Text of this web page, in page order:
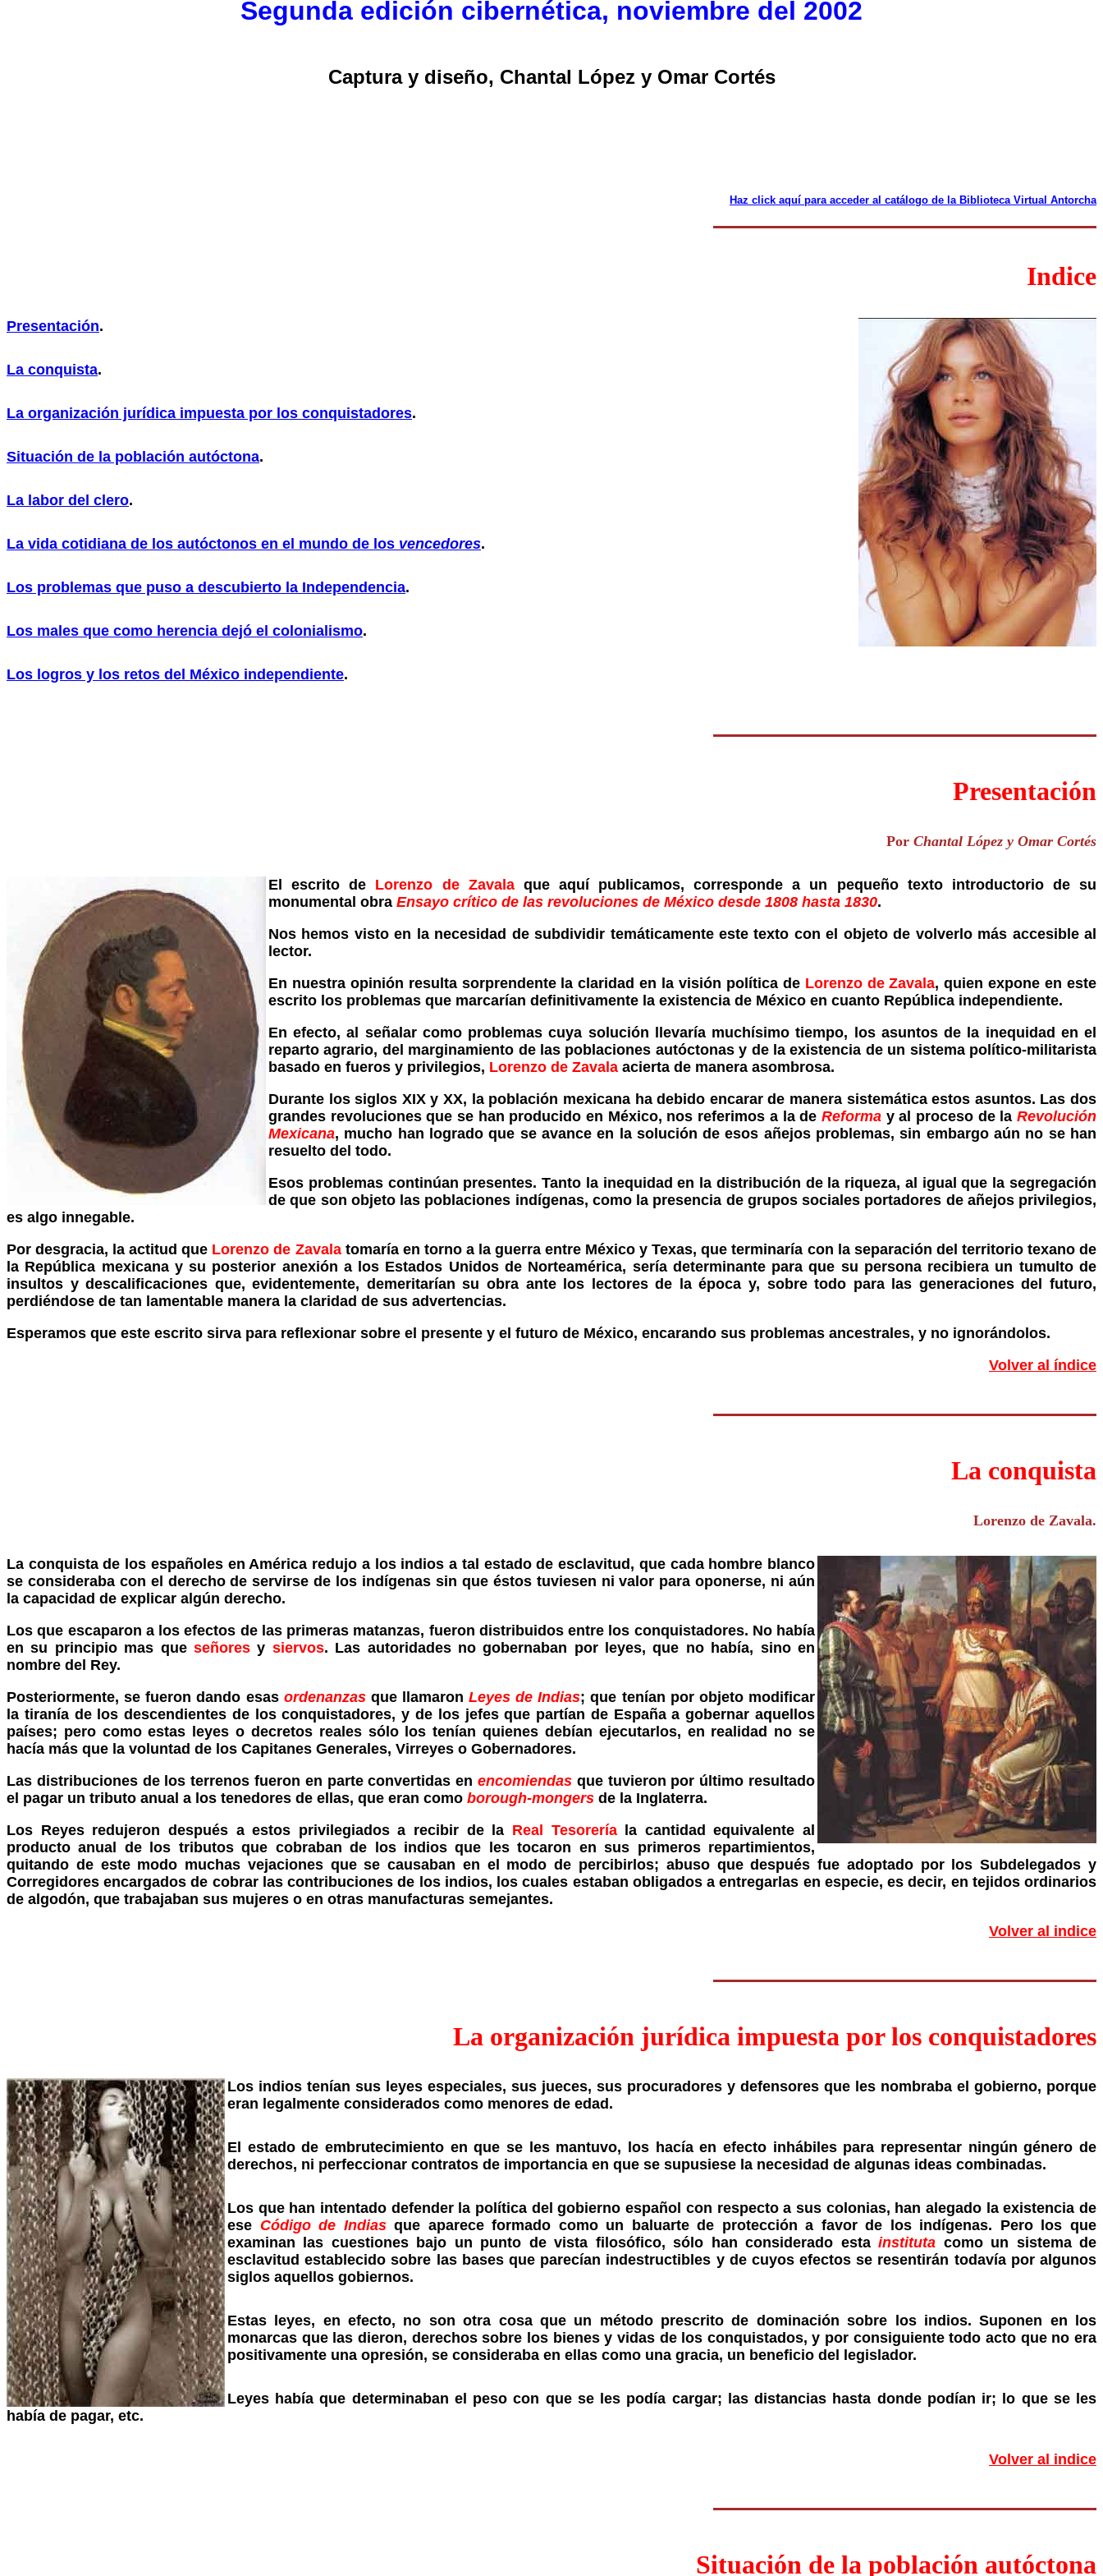
Segunda edición cibernética, noviembre del 2002
Captura y diseño, Chantal López y Omar Cortés
Haz click aquí para acceder al catálogo de la Biblioteca Virtual Antorcha
Indice
Presentación.
La conquista.
La organización jurídica impuesta por los conquistadores.
Situación de la población autóctona.
La labor del clero.
La vida cotidiana de los autóctonos en el mundo de los vencedores.
Los problemas que puso a descubierto la Independencia.
Los males que como herencia dejó el colonialismo.
Los logros y los retos del México independiente.
Presentación
Por Chantal López y Omar Cortés
El escrito de Lorenzo de Zavalaque aquí publicamos, corresponde a un pequeño texto introductorio de su
monumental obra Ensayo crítico de las revoluciones de México desde 1808 hasta 1830.
Nos hemos visto en la necesidad de subdividir temáticamente este texto con el objeto de volverlo más accesible al
lector.
En nuestra opinión resulta sorprendente la claridad en la visión política de Lorenzo de Zavala, quien expone en este
escrito los problemas que marcarían definitivamente la existencia de México en cuanto República independiente.
En efecto, al señalar como problemas cuya solución llevaría muchísimo tiempo, los asuntos de la inequidad en el
reparto agrario, del marginamiento de las poblaciones autóctonas y de la existencia de un sistema político-militarista
basado en fueros y privilegios, Lorenzo de Zavala acierta de manera asombrosa.
Durante los siglos XIX y XX, la población mexicana ha debido encarar de manera sistemática estos asuntos. Las dos
grandes revoluciones que se han producido en México, nos referimos a la de Reformay al proceso de laRevolución
Mexicana, mucho han logrado que se avance en la solución de esos añejos problemas, sin embargo aún no se han
resuelto del todo.
Esos problemas continúan presentes. Tanto la inequidad en la distribución de la riqueza, al igual que la segregación
de que son objeto las poblaciones indígenas, como la presencia de grupos sociales portadores de añejos privilegios,
es algo innegable.
Por desgracia, la actitud que Lorenzo de Zavalatomaría en torno a la guerra entre México y Texas, que terminaría con la separación del territorio texano de
la República mexicana y su posterior anexión a los Estados Unidos de Norteamérica, sería determinante para que su persona recibiera un tumulto de
insultos y descalificaciones que, evidentemente, demeritarían su obra ante los lectores de la época y, sobre todo para las generaciones del futuro,
perdiéndose de tan lamentable manera la claridad de sus advertencias.
Esperamos que este escrito sirva para reflexionar sobre el presente y el futuro de México, encarando sus problemas ancestrales, y no ignorándolos.
Volver al índice
La conquista
Lorenzo de Zavala.
La conquista de los españoles en América redujo a los indios a tal estado de esclavitud, que cada hombre blanco
se consideraba con el derecho de servirse de los indígenas sin que éstos tuviesen ni valor para oponerse, ni aún
la capacidad de explicar algún derecho.
Los que escaparon a los efectos de las primeras matanzas, fueron distribuidos entre los conquistadores. No había
en su principio mas que señoresy siervos. Las autoridades no gobernaban por leyes, que no había, sino en
nombre del Rey.
Posteriormente, se fueron dando esas ordenanzasque llamaronLeyes de Indias; que tenían por objeto modificar
la tiranía de los descendientes de los conquistadores, y de los jefes que partían de España a gobernar aquellos
países; pero como estas leyes o decretos reales sólo los tenían quienes debían ejecutarlos, en realidad no se
hacía más que la voluntad de los Capitanes Generales, Virreyes o Gobernadores.
Las distribuciones de los terrenos fueron en parte convertidas en encomiendas que tuvieron por último resultado
el pagar un tributo anual a los tenedores de ellas, que eran como borough-mongers de la Inglaterra.
Los Reyes redujeron después a estos privilegiados a recibir de la Real Tesoreríala cantidad equivalente al
producto anual de los tributos que cobraban de los indios que les tocaron en sus primeros repartimientos,
quitando de este modo muchas vejaciones que se causaban en el modo de percibirlos; abuso que después fue adoptado por los Subdelegados y
Corregidores encargados de cobrar las contribuciones de los indios, los cuales estaban obligados a entregarlas en especie, es decir, en tejidos ordinarios
de algodón, que trabajaban sus mujeres o en otras manufacturas semejantes.
Volver al indice
La organización jurídica impuesta por los conquistadores
Los indios tenían sus leyes especiales, sus jueces, sus procuradores y defensores que les nombraba el gobierno, porque
eran legalmente considerados como menores de edad.
El estado de embrutecimiento en que se les mantuvo, los hacía en efecto inhábiles para representar ningún género de
derechos, ni perfeccionar contratos de importancia en que se supusiese la necesidad de algunas ideas combinadas.
Los que han intentado defender la política del gobierno español con respecto a sus colonias, han alegado la existencia de
ese Código de Indiasque aparece formado como un baluarte de protección a favor de los indígenas. Pero los que
examinan las cuestiones bajo un punto de vista filosófico, sólo han considerado estainstituta como un sistema de
esclavitud establecido sobre las bases que parecían indestructibles y de cuyos efectos se resentirán todavía por algunos
siglos aquellos gobiernos.
Estas leyes, en efecto, no son otra cosa que un método prescrito de dominación sobre los indios. Suponen en los
monarcas que las dieron, derechos sobre los bienes y vidas de los conquistados, y por consiguiente todo acto que no era
positivamente una opresión, se consideraba en ellas como una gracia, un beneficio del legislador.
Leyes había que determinaban el peso con que se les podía cargar; las distancias hasta donde podían ir; lo que se les
había de pagar, etc.
Volver al indice
Situación de la población autóctona